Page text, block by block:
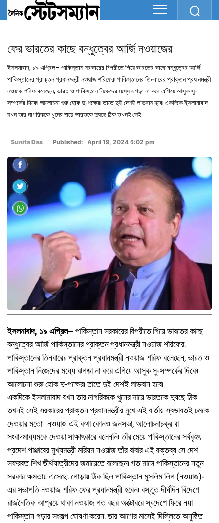
ফের ভারতের কাছে বন্ধুত্বের আর্জি নওয়াজের
ইসলমাবাদ, ১৯ এপ্রিল– পাকিস্তান সরকারের বিপরীতে গিয়ে ভারতের কাছে বন্ধুত্বের আর্জি
পাকিস্তানের প্রাক্তন প্রধানমন্ত্রী নওয়াজ শরিফের৷ পাকিস্তানের তিনবারের প্রাক্তন প্রধানমন্ত্রী
নওয়াজ শরিফ বলেছেন, ভারত ও পাকিস্তান নিজেদের মধ্যে ঝগড়া না করে এগিয়ে আসুক সু-
সম্পর্কের দিকে৷ আলোচনা শুরু হোক দু-পক্ষের৷ তাতে দুই দেশই লাভবান হবে৷ একদিকে ইসলামাবাদ
যখন তার নাগরিককে খুনের দায়ে ভারতকে দুষছে ঠিক তখনই সেই
Sunita Das Published: April 19, 2024 6:02 pm
ইসলমাবাদ, ১৯ এপ্রিল– পাকিস্তান সরকারের বিপরীতে গিয়ে ভারতের কাছে
বন্ধুত্বের আর্জি পাকিস্তানের প্রাক্তন প্রধানমন্ত্রী নওয়াজ শরিফের৷
পাকিস্তানের তিনবারের প্রাক্তন প্রধানমন্ত্রী নওয়াজ শরিফ বলেছেন, ভারত ও
পাকিস্তান নিজেদের মধ্যে ঝগড়া না করে এগিয়ে আসুক সু-সম্পর্কের দিকে৷
আলোচনা শুরু হোক দু-পক্ষের৷ তাতে দুই দেশই লাভবান হবে৷
একদিকে ইসলামাবাদ যখন তার নাগরিককে খুনের দায়ে ভারতকে দুষছে ঠিক
তখনই সেই সরকারের প্রাক্তন প্রধানমন্ত্রীর মুখে এই বার্তায় স্বভাবতই চমকে
দেওয়ার মতো৷ নওয়াজ এই কথা কোনও জনসভা, আলোচনাচক্র বা
সংবাদমাধ্যমকে দেওয়া সাক্ষাৎকারে বলেননি৷ তাঁর মেয়ে পাকিস্তানের সর্ববৃহৎ
প্রদেশ পাঞ্জাবের মুখ্যমন্ত্রী মরিয়ম নওয়াজ তাঁর বাবার এই বক্তব্য সে দেশ
সফররত শিখ তীর্থযাত্রীদের জমায়েতে বলেছেন৷ গত মাসে পাকিস্তানের নতুন
সরকার ক্ষমতায় এসেছে৷ গোড়ায় ঠিক ছিল পাকিস্তান মুসলিম লিগ (নওয়াজ)-
এর সভাপতি নওয়াজ শরিফ ফের প্রধানমন্ত্রী হবেন৷ বস্তুত দীর্ঘদিন বিদেশে
রাজনৈতিক আশ্রয়ে থাকা নওয়াজ গত বছর অক্টোবরে স্বদেশে ফিরে নয়া
পাকিস্তান গড়ার সংকল্প ঘোষণা করেন৷ তার আগের মাসেই দিল্লিতে অনুষ্ঠিত